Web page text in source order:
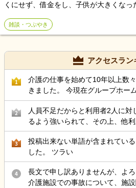
くにせず、借金をし、子供が大きくな
蓄もないので、老後は子供に丸投げで
転がり込んで4年。 まもなく92歳。 「
てる矛盾。 そんな人に限って長生き。
悲劇。
雑談・つぶやき
アクセスラン
1
介護の仕事を始めて10年以上数
きました。 今現在グループホー
が 50代後半にもなりストレス性
こらで 介護の仕事から違う仕事
結局転職サイトをみるのが介護
たら良いと思いますか？
2
人員不足だからと利用者2人に対
るよう強いられて、その上、他利
き回る認知症利用者の見守り、
最近自分の気持ちに余裕が持て
3
投稿出来ない単語が含まれてい
した。 ツラい
4
長文で申し訳ありませんが、よろ
介護施設での事故について、施設